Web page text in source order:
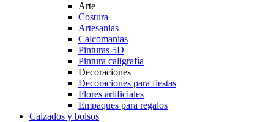
Arte
Costura
Artesanias
Calcomanias
Pinturas 5D
Pintura caligrafía
Decoraciones
Decoraciones para fiestas
Flores artificiales
Empaques para regalos
Calzados y bolsos